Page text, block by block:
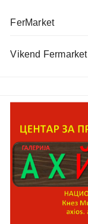
FerMarket
Vikend Fermarket